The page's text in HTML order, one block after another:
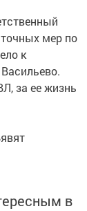
мер по
к
за ее жизнь
в